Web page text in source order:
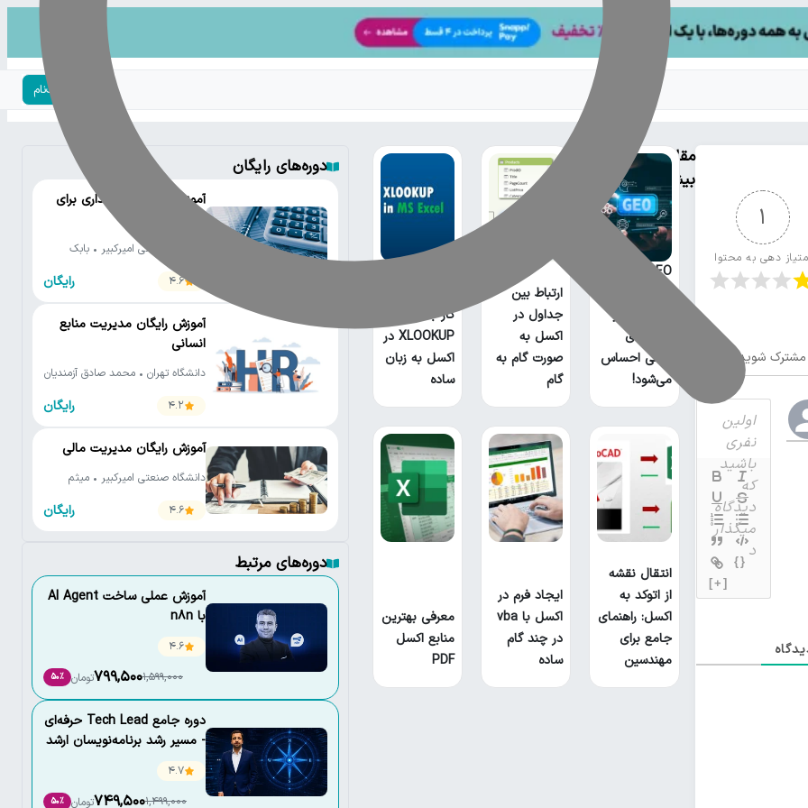
ورود | ثبت‌نام
1
دهی به محتوا
مشترک شوید
{}
[+]
مقالات
بیشتر
گوش سئو و
روش‌های
سنتی احساس
می‌شود!
ارتباط بین
جداول در
اکسل به
صورت گام به
گام
کار با تابع
XLOOKUP در
اکسل به زبان
ساده
انتقال نقشه
از اتوکد به
اکسل: راهنمای
جامع برای
مهندسین
ایجاد فرم در
اکسل با vba
در چند گام
ساده
معرفی بهترین
منابع اکسل
PDF
دوره‌های رایگان
آموزش رایگان حسابداری برای
دانشگاه صنعتی امیرکبیر • بابک
صادق زاده
4.6
رایگان
آموزش رایگان مدیریت منابع
انسانی
دانشگاه تهران • محمد صادق آزمندیان
4.2
رایگان
آموزش رایگان مدیریت مالی
دانشگاه صنعتی امیرکبیر • میثم
4.6
رایگان
دوره‌های مرتبط
آموزش عملی ساخت AI Agent
با n8n
4.6
1,599,000
799,500تومان 50٪
دوره جامع Tech Lead حرفه‌ای
- مسیر رشد برنامه‌نویسان ارشد
4.7
1,499,000
749,500تومان 50٪